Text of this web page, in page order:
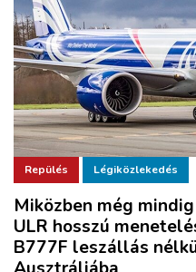
Repülés Légiközlekedés
Miközben még
ULR hosszú
B777F leszállás